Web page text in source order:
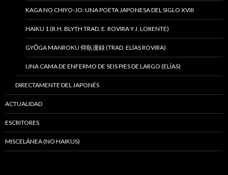
KAGA NO CHIYO-JO: UNA POETA JAPONESA DEL SIGLO XVIII
HAIKU 1 (R.H. BLYTH TRAD. E. ROVIRA Y J. LORENTE)
GYŌGA MANROKU 仰臥漫録 (TRAD. ELÍAS ROVIRA)
UNA CAMA DE ENFERMO DE SEIS PIES DE LARGO (ELÍAS)
DIRECTAMENTE DEL JAPONÉS
ACTUALIDAD
ESCRITORES
MISCELÁNEA (NO HAIKUS)